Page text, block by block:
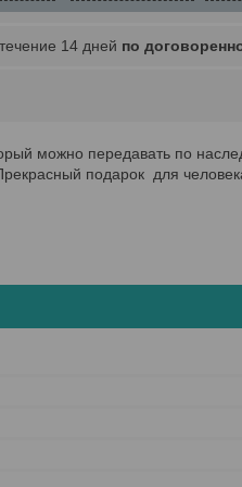
14 дней по
можно передавать по
подарок для